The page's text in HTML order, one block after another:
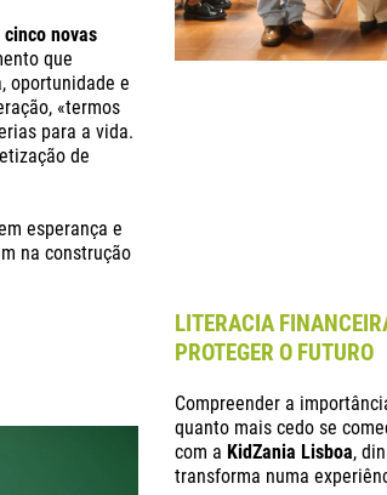
cinco novas
que
oportunidade e
«termos
para a vida.
de
esperança e
na construção
LITERACIA
PROTEGER O FUTURO
Compreender a
quanto mais cedo se
com a KidZania Lisboa,
transforma numa